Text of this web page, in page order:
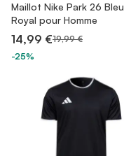
Maillot Nike Park 26 Bleu
Royal pour Homme
14,99 €19,99 €
-25%